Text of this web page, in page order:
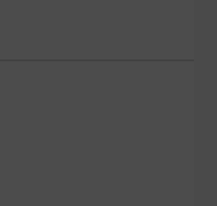
KOSZTÓW PŁATNOŚCI